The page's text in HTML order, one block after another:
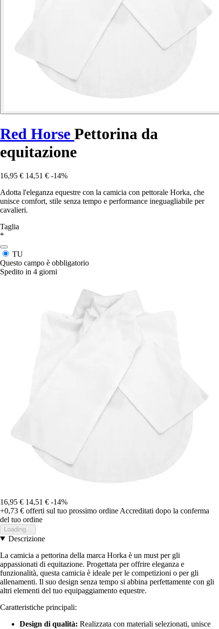
Red Horse Pettorina da
equitazione
16,95 € 14,51 € -14%
Adotta l'eleganza equestre con la camicia con pettorale Horka, che
unisce comfort, stile senza tempo e performance ineguagliabile per
cavalieri.
Taglia
*
TU
Questo campo è obbligatorio
Spedito in 4 giorni
16,95 € 14,51 € -14%
+0,73 € offerti sul tuo prossimo ordine Accreditati dopo la conferma
del tuo ordine
Loading...
Descrizione
La camicia a pettorina della marca Horka è un must per gli
appassionati di equitazione. Progettata per offrire eleganza e
funzionalità, questa camicia è ideale per le competizioni o per gli
allenamenti. Il suo design senza tempo si abbina perfettamente con gli
altri elementi del tuo equipaggiamento equestre.
Caratteristiche principali:
Design di qualità: Realizzata con materiali selezionati, unisce